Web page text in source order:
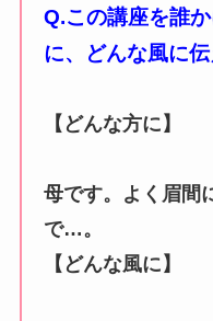
Q.この講座を誰か
に、どんな風に
【どんな方に】
母です。よく眉間
で…。
【どんな風に】